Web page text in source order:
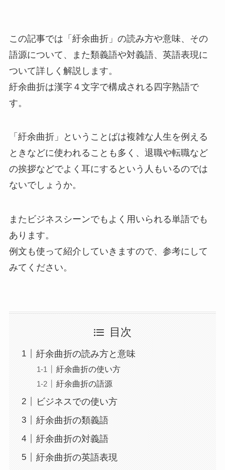
この記事では「紆余曲折」の読み方や意味、その
語源について、また類義語や対義語、英語表現に
ついて詳しく解説します。
紆余曲折は漢字４文字で構成される四字熟語で
す。
「紆余曲折」ということばは複雑な人生を例える
ときなどに使われることも多く、退職や転職など
の挨拶などでよく耳にするという人もいるのでは
ないでしょうか。
またビジネスシーンでもよく用いられる単語でも
あります。
例文も使って紹介していきますので、参考にして
みてください。
目次
紆余曲折の読み方と意味
紆余曲折の使い方
紆余曲折の語源
ビジネスでの使い方
紆余曲折の類義語
紆余曲折の対義語
紆余曲折の英語表現